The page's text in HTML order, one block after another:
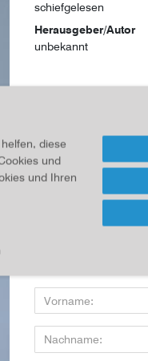
schiefgelesen
Herausgeber/Autor
unbekannt
Für Infos
Wenn Sie den Artikel
diese
und
und Ihren